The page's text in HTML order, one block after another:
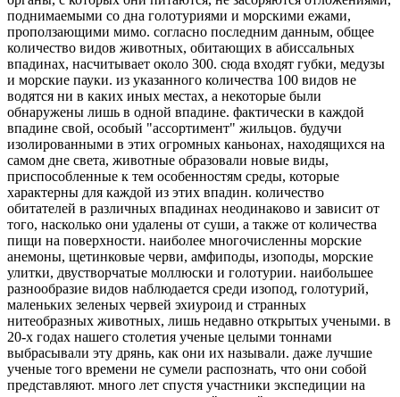
поднимаемыми со дна голотуриями и морскими ежами,
проползающими мимо. согласно последним данным, общее
количество видов животных, обитающих в абиссальных
впадинах, насчитывает около 300. сюда входят губки, медузы
и морские пауки. из указанного количества 100 видов не
водятся ни в каких иных местах, а некоторые были
обнаружены лишь в одной впадине. фактически в каждой
впадине свой, особый "ассортимент" жильцов. будучи
изолированными в этих огромных каньонах, находящихся на
самом дне света, животные образовали новые виды,
приспособленные к тем особенностям среды, которые
характерны для каждой из этих впадин. количество
обитателей в различных впадинах неодинаково и зависит от
того, насколько они удалены от суши, а также от количества
пищи на поверхности. наиболее многочисленны морские
анемоны, щетинковые черви, амфиподы, изоподы, морские
улитки, двустворчатые моллюски и голотурии. наибольшее
разнообразие видов наблюдается среди изопод, голотурий,
маленьких зеленых червей эхиуроид и странных
нитеобразных животных, лишь недавно открытых учеными. в
20-х годах нашего столетия ученые целыми тоннами
выбрасывали эту дрянь, как они их называли. даже лучшие
ученые того времени не сумели распознать, что они собой
представляют. много лет спустя участники экспедиции на